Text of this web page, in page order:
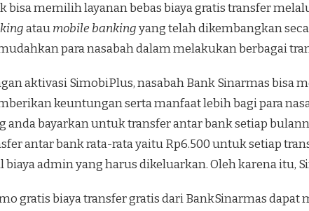
bisa memilih layanan bebas biayagratis transfer
ataumobile bankingyang telah dikembangkan
para nasabah dalam melakukan berbagai
aktivasi SimobiPlus, nasabah Bank Sinarmas
keuntungan serta manfaat lebih bagi para
anda bayarkan untuk transfer antar bank setiap
antar bank rata-rata yaitu Rp6.500 untuk setiap
biaya admin yang harus dikeluarkan. Oleh karena itu,
gratis biaya transfer gratis dari BankSinarmas